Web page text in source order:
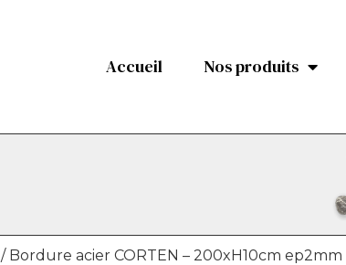
Accueil Nos produits
/ Bordure acier CORTEN – 200xH10cm ep2mm